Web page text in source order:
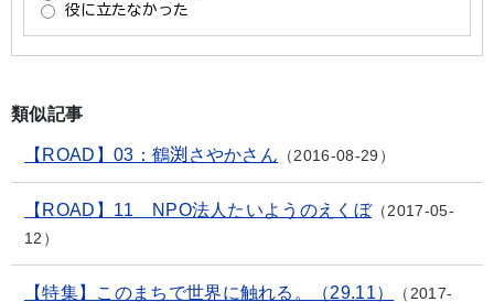
類似記事
【ROAD】03：鶴渕さやかさん 2016-08-29
【ROAD】11 NPO法人たいようのえくぼ
2017-05-
12
【特集】このまちで世界に触れる。（29.11）
2017-